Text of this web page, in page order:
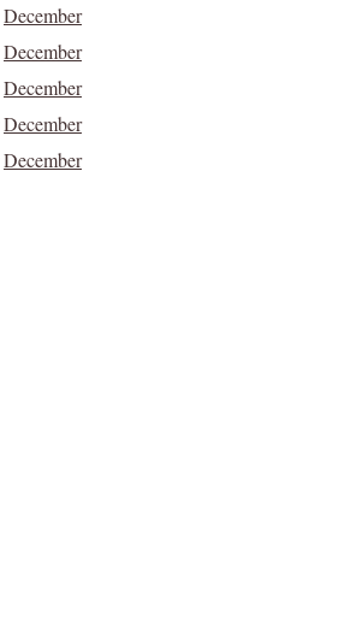
December
December
December
December
December